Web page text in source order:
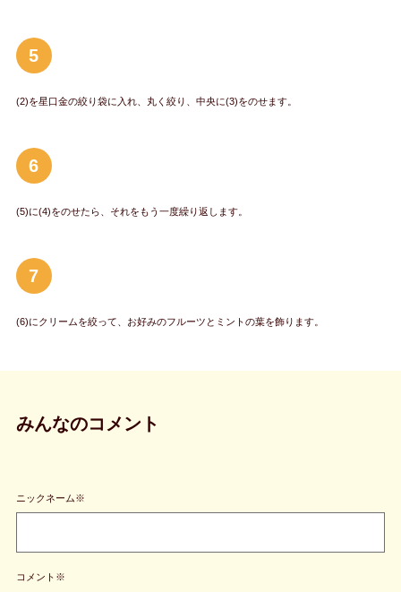
5
(2)を星口金の絞り袋に入れ、丸く絞り、中央に(3)をのせます。
6
(5)に(4)をのせたら、それをもう一度繰り返します。
7
(6)にクリームを絞って、お好みのフルーツとミントの葉を飾ります。
みんなのコメント
ニックネーム※
コメント※